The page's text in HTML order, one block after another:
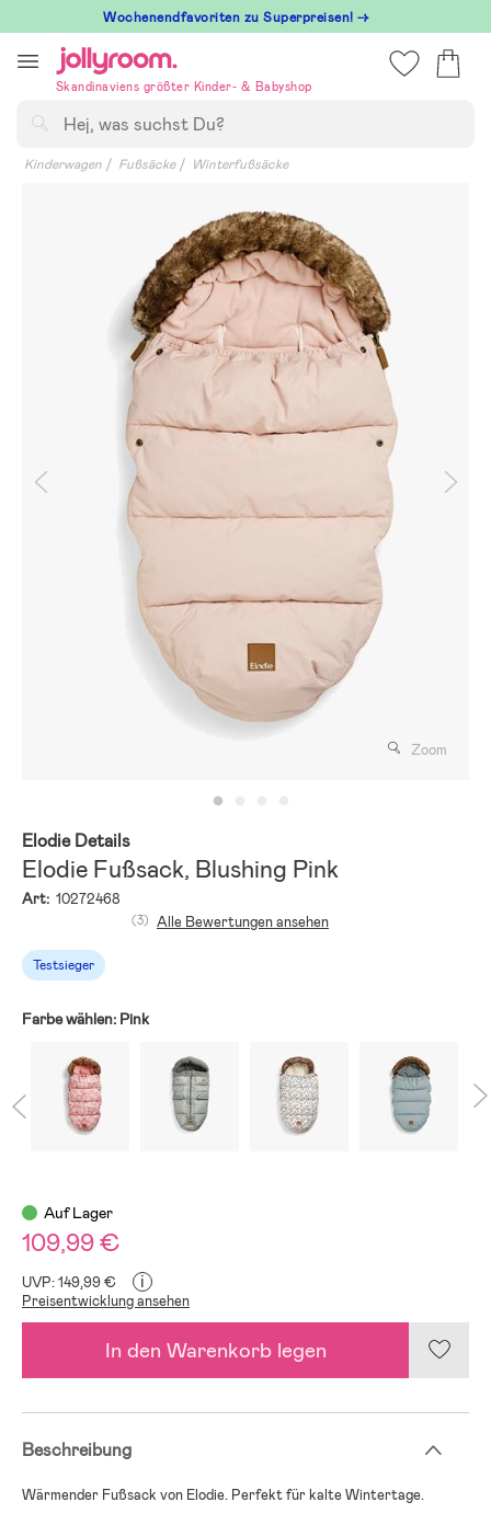
till
innehållet
Wochenendfavoriten zu Superpreisen! →
Skandinaviens größter Kinder- & Babyshop
Kinderwagen Fußsäcke Winterfußsäcke
Zoom
Elodie Details
Elodie Fußsack, Blushing Pink
Art: 10272468
Testsieger
(3) Alle Bewertungen ansehen
Farbe wählen: Pink
Auf Lager
109,99 €
UVP: 149,99 € i
Preisentwicklung ansehen
In den Warenkorb legen
Beschreibung
Wärmender Fußsack von Elodie. Perfekt für kalte Wintertage.